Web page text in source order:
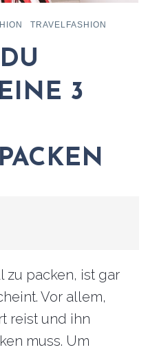
TRAVELFASHION
3
zu packen, ist gar
Vor allem,
reist und ihn
muss. Um